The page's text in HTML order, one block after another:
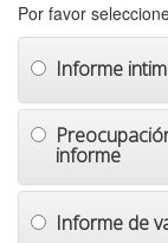
Por favor
Informe
informe
Informe de